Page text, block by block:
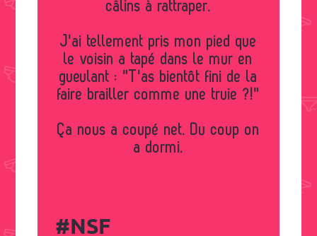
câlins à rattraper.
J'ai tellement pris mon pied que
le voisin a tapé dans le mur en
gueulant : "T'as bientôt fini de la
faire brailler comme une truie ?!"
Ça nous a coupé net. Du coup on
a dormi.
#NSF